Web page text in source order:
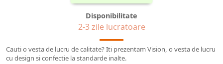
Disponibilitate
2-3 zile lucratoare
Cauti o vesta de lucru de calitate? Iti prezentam Vision, o vesta de lucru
cu design si confectie la standarde inalte.